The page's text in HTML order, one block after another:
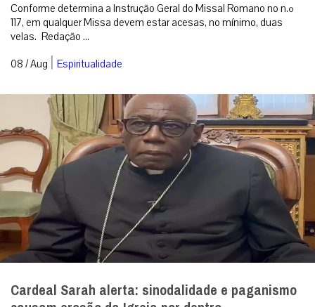
Conforme determina a Instrução Geral do Missal Romano no n.º
117, em qualquer Missa devem estar acesas, no mínimo, duas
velas. Redação ...
08 / Aug | Espiritualidade
Cardeal Sarah alerta: sinodalidade e paganismo